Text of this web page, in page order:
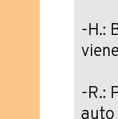
-H.:
-R.: